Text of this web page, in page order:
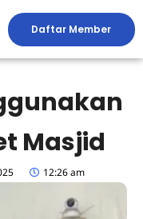
Daftar Member
Masjid
12:26 am